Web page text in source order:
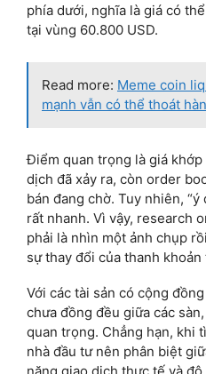
phía dưới, nghĩa là giá có
tại vùng 60.800 USD.
Read more: Meme coin
mạnh vẫn có thể thoát
Điểm quan trọng là giá
dịch đã xảy ra, còn order
bán đang chờ. Tuy nhiên,
rất nhanh. Vì vậy, research
phải là nhìn một ảnh chụp
sự thay đổi của thanh
Với các tài sản có cộng
chưa đồng đều giữa các
quan trọng. Chẳng hạn, khi
nhà đầu tư nên phân biệt